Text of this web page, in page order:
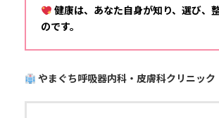
健康は、あなた自身が知り、選び、
のです。
やまぐち呼吸器内科・皮膚科クリニック